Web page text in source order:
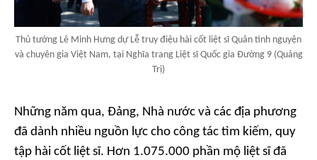
Thủ tướng Lê Minh Hưng dự Lễ truy điệu hài cốt liệt sĩ Quân tình nguyện
và chuyên gia Việt Nam, tại Nghĩa trang Liệt sĩ Quốc gia Đường 9 (Quảng
Trị)
Những năm qua, Đảng, Nhà nước và các địa phương
đã dành nhiều nguồn lực cho công tác tìm kiếm, quy
tập hài cốt liệt sĩ. Hơn 1.075.000 phần mộ liệt sĩ đã